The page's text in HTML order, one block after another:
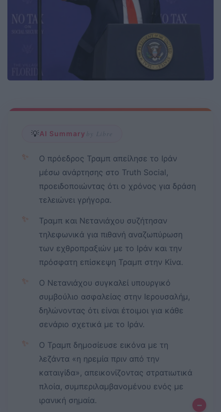
💡AI Summary by Libre
✨
Ο πρόεδρος Τραμπ απείλησε το Ιράν
μέσω ανάρτησης στο Truth Social,
προειδοποιώντας ότι ο χρόνος για δράση
τελειώνει γρήγορα.
✨
Τραμπ και Νετανιάχου συζήτησαν
τηλεφωνικά για πιθανή αναζωπύρωση
των εχθροπραξιών με το Ιράν και την
πρόσφατη επίσκεψη Τραμπ στην Κίνα.
✨
Ο Νετανιάχου συγκαλεί υπουργικό
συμβούλιο ασφαλείας στην Ιερουσαλήμ,
δηλώνοντας ότι είναι έτοιμοι για κάθε
σενάριο σχετικά με το Ιράν.
✨
Ο Τραμπ δημοσίευσε εικόνα με τη
λεζάντα «η ηρεμία πριν από την
καταιγίδα», απεικονίζοντας στρατιωτικά
πλοία, συμπεριλαμβανομένου ενός με
ιρανική σημαία.
–